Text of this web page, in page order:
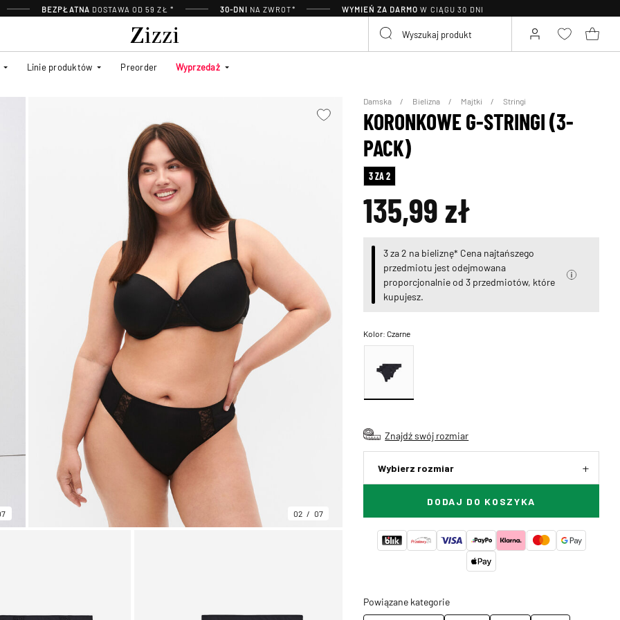
BEZPŁATNA DOSTAWA OD 59 ZŁ * 30-DNI NA ZWROT* WYMIEŃ ZA DARMO W CIĄGU 30 DNI
Linie produktów Preorder Wyprzedaż
02 07
Damska Bielizna Majtki Stringi
KORONKOWE G-STRINGI (3-
PACK)
3 ZA 2
135,99 zł
3 za 2 na bieliznę* Cena najtańszego
przedmiotu jest odejmowana
proporcjonalnie od 3 przedmiotów, które
kupujesz.
Kolor:Czarne
Znajdź swój rozmiar
Wybierz rozmiar
DODAJ DO KOSZYKA
Powiązane kategorie